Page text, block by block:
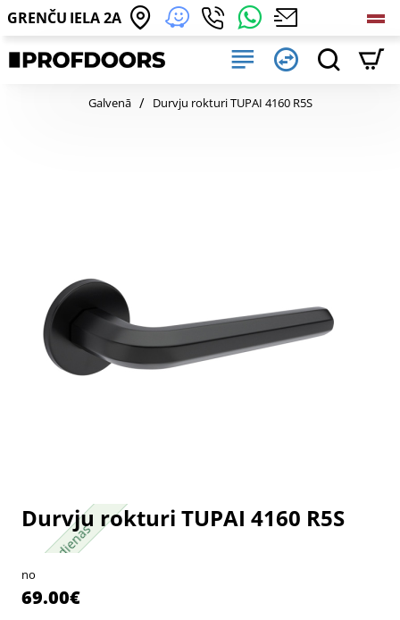
GRENČU IELA 2A
GalvenāhomeDurvju rokturi TUPAI 4160 R5S
2-3 dienas
2-3 dienas
Durvju rokturi TUPAI 4160 R5S
no
69.00€